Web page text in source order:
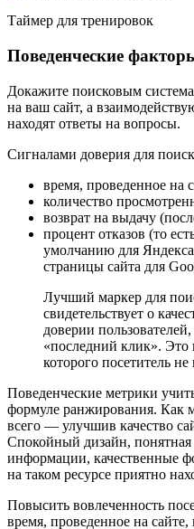
Таймер для тренировок
Поведенческие
Докажите поисковым
на ваш сайт, а
находят ответы на вопросы.
Сигналами доверия для
время, проведенное на
количество
возврат на выдачу
процент отказов (то
умолчанию для
страницы сайта для
Лучший маркер для
свидетельствует о
доверии
«последний клик». Это
которого посетитель
Поведенческие метрики
формуле ранжирования. Как
всего — улучшив качество
Спокойный дизайн,
информации, качественные
на таком ресурсе приятно
Повысить вовлеченность
время, проведенное на